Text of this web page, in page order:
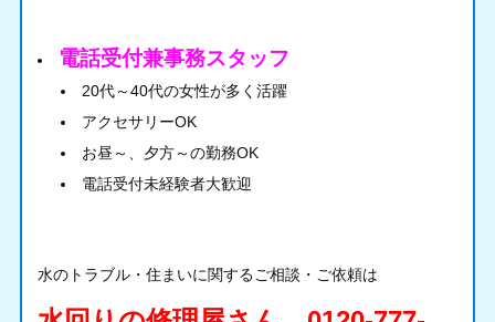
電話受付兼事務スタッフ
20代～40代の女性が多く活躍
アクセサリーOK
お昼～、夕方～の勤務OK
電話受付未経験者大歓迎
水のトラブル・住まいに関するご相談・ご依頼は